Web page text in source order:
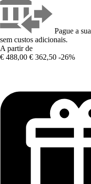
Pague a
sem custos adicionais.
A partir de
€ 488,00 € 362,50 -26%